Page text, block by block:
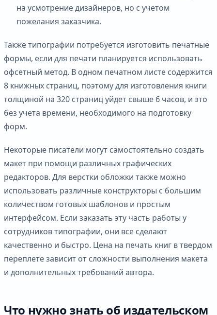
на усмотрение дизайнеров, но с учетом
пожелания заказчика.
Также типографии потребуется изготовить печатные
формы, если для печати планируется использовать
офсетный метод. В одном печатном листе содержится
8 книжных страниц, поэтому для изготовления книги
толщиной на 320 страниц уйдет свыше 6 часов, и это
без учета времени, необходимого на подготовку
форм.
Некоторые писатели могут самостоятельно создать
макет при помощи различных графических
редакторов. Для верстки обложки также можно
использовать различные конструкторы с большим
количеством готовых шаблонов и простым
интерфейсом. Если заказать эту часть работы у
сотрудников типографии, они все сделают
качественно и быстро. Цена на печать книг в твердом
переплете зависит от сложности выполнения макета
и дополнительных требований автора.
Что нужно знать об издательском